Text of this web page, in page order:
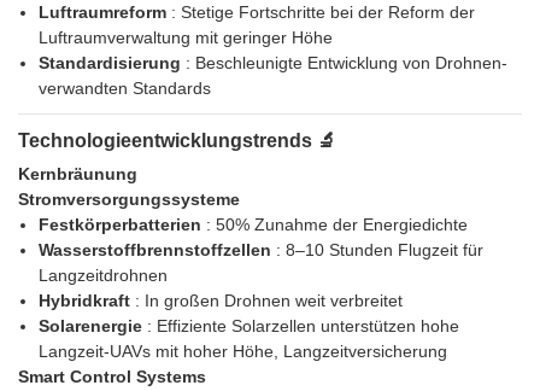
Luftraumreform : Stetige Fortschritte bei der Reform der
Luftraumverwaltung mit geringer Höhe
Standardisierung : Beschleunigte Entwicklung von Drohnen-
verwandten Standards
Technologieentwicklungstrends 🔬
Kernbräunung
Stromversorgungssysteme
Festkörperbatterien : 50% Zunahme der Energiedichte
Wasserstoffbrennstoffzellen : 8–10 Stunden Flugzeit für
Langzeitdrohnen
Hybridkraft : In großen Drohnen weit verbreitet
Solarenergie : Effiziente Solarzellen unterstützen hohe
Langzeit-UAVs mit hoher Höhe, Langzeitversicherung
Smart Control Systems